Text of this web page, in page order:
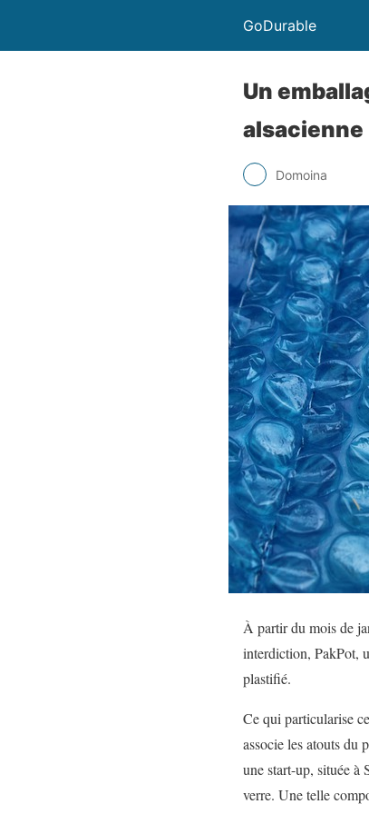
GoDurable
Un
alsacienne
Domoina
À partir du mois de
interdiction, PakPot,
plastifié.
Ce qui particularise
associe les atouts du
une start-up, située à
verre. Une telle